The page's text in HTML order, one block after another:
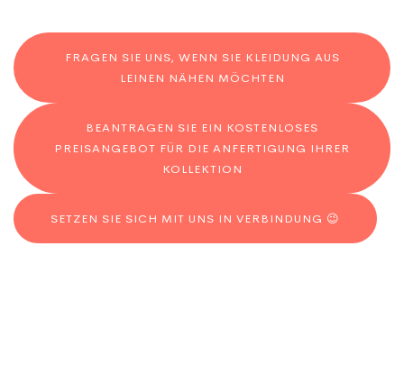
FRAGEN SIE UNS, WENN SIE KLEIDUNG AUS
LEINEN NÄHEN MÖCHTEN
BEANTRAGEN SIE EIN KOSTENLOSES
PREISANGEBOT FÜR DIE ANFERTIGUNG IHRER
KOLLEKTION
SETZEN SIE SICH MIT UNS IN VERBINDUNG 😉